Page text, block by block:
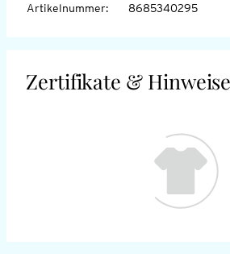
Artikelnummer: 8685340295
Zertifikate & Hinweise